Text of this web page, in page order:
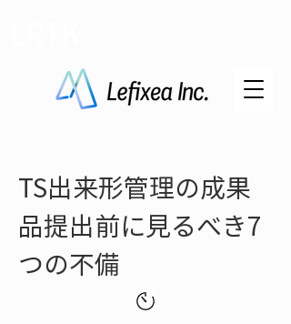
TS出来形管理の成果
品提出前に見るべき7
つの不備